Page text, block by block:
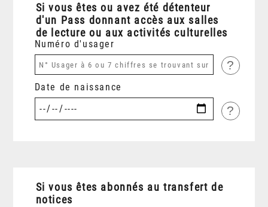
Si vous êtes ou avez été détenteur
d'un Pass donnant accès aux salles
de lecture ou aux activités culturelles
Numéro d'usager
?
Date de naissance
?
Si vous êtes abonnés au transfert de
notices